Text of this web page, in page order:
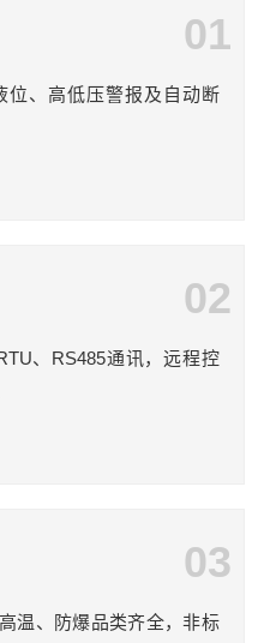
01
位、高低压警报及自动断
02
、RS485通讯，远程控
03
温、防爆品类齐全，非标